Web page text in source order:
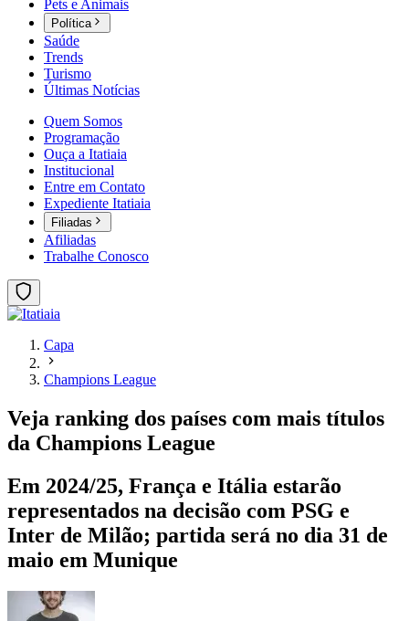
Pets e Animais
Política
Saúde
Trends
Turismo
Últimas Notícias
Quem Somos
Programação
Ouça a Itatiaia
Institucional
Entre em Contato
Expediente Itatiaia
Filiadas
Afiliadas
Trabalhe Conosco
Capa
Champions League
Veja ranking dos países com mais títulos
da Champions League
Em 2024/25, França e Itália estarão
representados na decisão com PSG e
Inter de Milão; partida será no dia 31 de
maio em Munique